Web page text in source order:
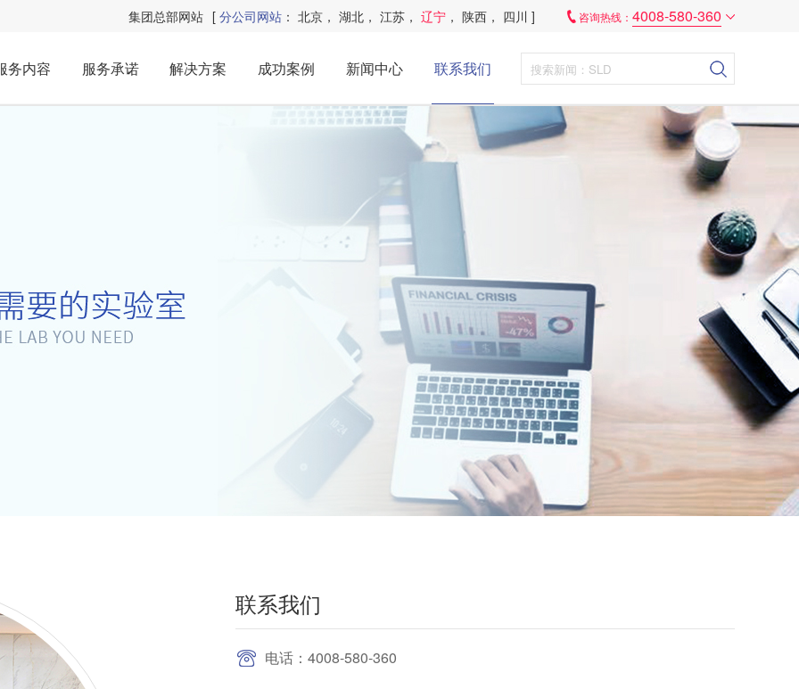
集团总部网站 [ 分公司网站 ： 北京 ， 湖北 ， 江苏 ， 辽宁 ， 陕西 ， 四川 ] 咨询热线： 4008-580-360
务内容 服务承诺 解决方案 成功案例 新闻中心 联系我们
联系我们
电话：4008-580-360